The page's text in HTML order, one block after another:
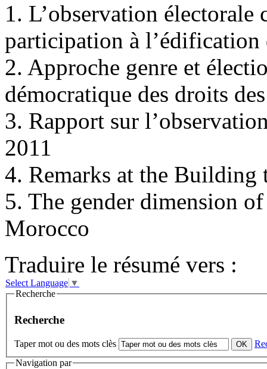
1. L’observation
participation à l’édification
2. Approche genre et
démocratique des droits
3. Rapport sur
2011
4. Remarks at the Building
5. The gender dimension
Morocco
Traduire le résumé vers :
Select Language ▼
Recherche
Recherche
Taper mot ou des mots clès
Navigation par